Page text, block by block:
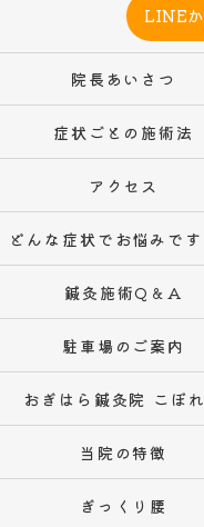
LINE
院長あいさつ
症状ごとの施術法
アクセス
どんな症状でお悩みです
鍼灸施術Q＆A
駐車場のご案内
おぎはら鍼灸院 こぼ
当院の特徴
ぎっくり腰